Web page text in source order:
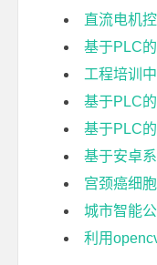
直流电机
基于PLC
工程培训
基于PLC
基于PLC的
基于安卓
宫颈癌细
城市智能公交网
利用